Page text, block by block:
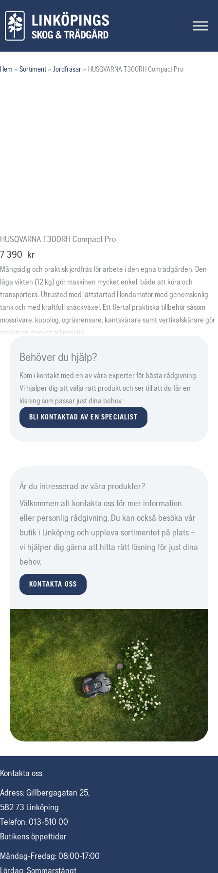
innehåll
Hem » Sortiment » Jordfräsar » HUSQVARNA T300RH Compact Pro
HUSQVARNA T300RH Compact Pro
7 390 kr
Mångsidig och praktisk jordfräs för arbete i den egna trädgården. Den
låga vikten (12 kg) gör maskinen mycket enkel, både att köra och
transportera. Utrustad med lättstartad Hondamotor med genomskinlig
tank och med kraftfull snäckväxel. Ett flertal praktiska tillbehör såsom
mossrivare, kupplog, ogräsrensare, kantskärare samt vertikalskärare gör
maskinen mycket mångsidig.
Behöver du hjälp?
Kom i kontakt med en av våra experter för bästa rådgivning.
Vi hjälper dig att välja rätt produkt och ser till att du får en
lösning som passar just dina behov.
BLI KONTAKTAD AV EN SPECIALIST
Är du intresserad av våra produkter?
Välkommen att kontakta oss för mer information
eller personlig rådgivning. Du kan också besöka vår
butik i Linköping och uppleva sortimentet på plats –
vi hjälper dig gärna att hitta rätt lösning för just dina
behov.
KONTAKTA OSS
Kontakta oss
Adress: Gillbergagatan 25,
582 73 Linköping
Telefon: 013-510 00
Butikens öppettider
Måndag-Fredag: 08:00-17:00
Lördag: Sommarstängt